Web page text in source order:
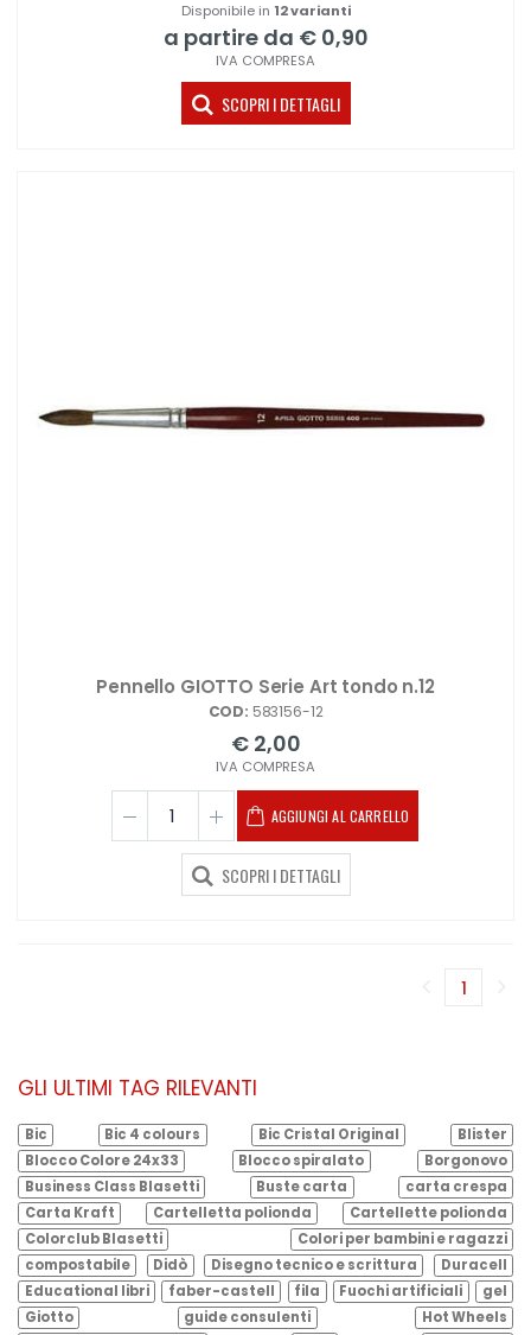
Disponibile in 12 varianti
a partire da € 0,90
IVA COMPRESA
SCOPRI I DETTAGLI
Pennello GIOTTO Serie Art tondo n.12
COD: 583156-12
€ 2,00
IVA COMPRESA
AGGIUNGI AL CARRELLO
SCOPRI I DETTAGLI
1
GLI ULTIMI TAG RILEVANTI
Bic Bic 4 colours Bic Cristal Original
Blister
Blocco Colore 24x33
Blocco spiralato
Borgonovo
Business Class Blasetti
Buste carta
carta crespa
Carta Kraft
Cartelletta polionda
Cartellette polionda
Colorclub Blasetti
Colori per bambini e ragazzi
compostabile
Didò Disegno tecnico e scrittura
Duracell
Educational libri
faber-castell fila Fuochi artificiali
gel
Giotto
guide consulenti
Hot Wheels